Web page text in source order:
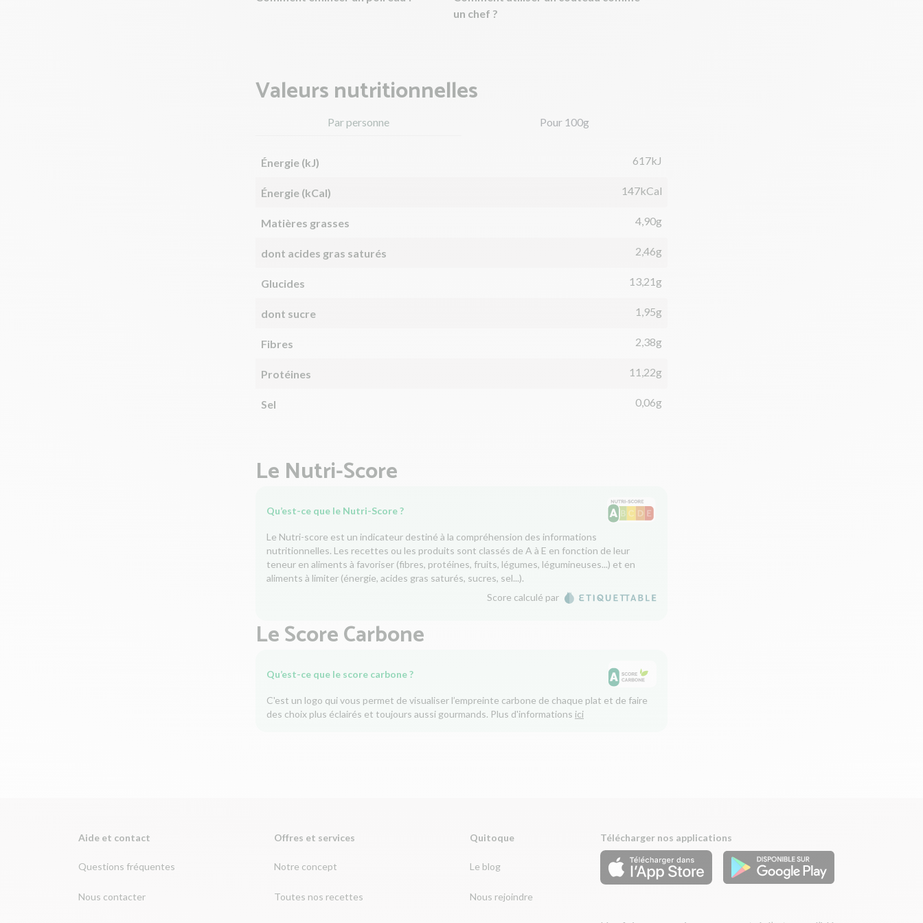
un chef ?
Valeurs nutritionnelles
Par personne Pour 100g
Énergie (kJ) 617kJ
Énergie (kCal) 147kCal
Matières grasses 4,90g
dont acides gras saturés 2,46g
Glucides 13,21g
dont sucre 1,95g
Fibres 2,38g
Protéines 11,22g
Sel 0,06g
Le Nutri-Score
Qu’est-ce que le Nutri-Score ?
Le Nutri-score est un indicateur destiné à la compréhension des informations
nutritionnelles. Les recettes ou les produits sont classés de A à E en fonction de leur
teneur en aliments à favoriser (fibres, protéines, fruits, légumes, légumineuses...) et en
aliments à limiter (énergie, acides gras saturés, sucres, sel...).
Score calculé par
Le Score Carbone
Qu’est-ce que le score carbone ?
C'est un logo qui vous permet de visualiser l’empreinte carbone de chaque plat et de faire
des choix plus éclairés et toujours aussi gourmands. Plus d'informations ici
Aide et contact
Questions fréquentes
Nous contacter
Offres et services
Notre concept
Toutes nos recettes
Quitoque
Le blog
Nous rejoindre
Télécharger nos applications